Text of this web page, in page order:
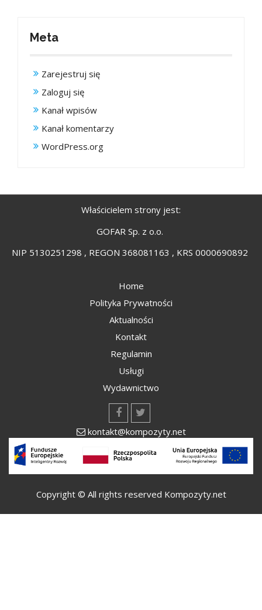
Meta
Zarejestruj się
Zaloguj się
Kanał wpisów
Kanał komentarzy
WordPress.org
Właścicielem strony jest:
GOFAR Sp. z o.o.
NIP 5130251298 , REGON 368081163 , KRS 0000690892
Home
Polityka Prywatności
Aktualności
Kontakt
Regulamin
Usługi
Wydawnictwo
kontakt@kompozyty.net
Copyright © All rights reserved Kompozyty.net